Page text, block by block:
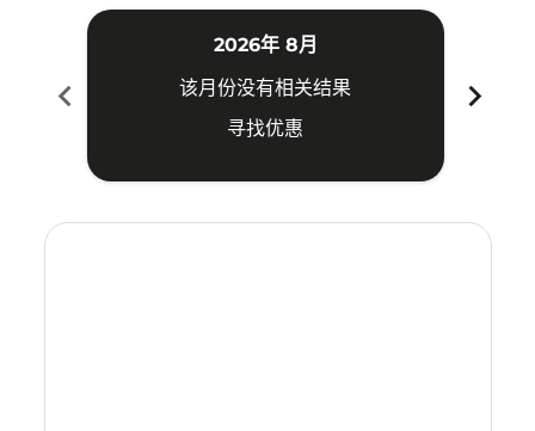
chevron_left
2026年 8月
该月份没有相关结果
寻找优惠
chevron_right